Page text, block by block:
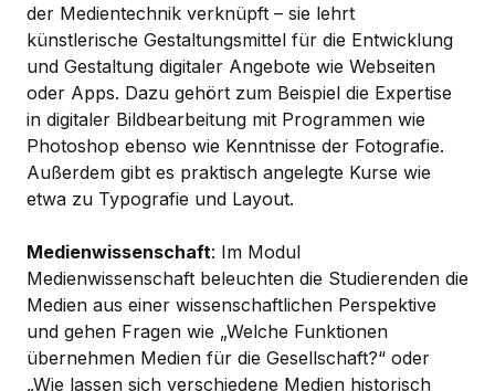
der Medientechnik verknüpft – sie lehrt
künstlerische Gestaltungsmittel für die Entwicklung
und Gestaltung digitaler Angebote wie Webseiten
oder Apps. Dazu gehört zum Beispiel die Expertise
in digitaler Bildbearbeitung mit Programmen wie
Photoshop ebenso wie Kenntnisse der Fotografie.
Außerdem gibt es praktisch angelegte Kurse wie
etwa zu Typografie und Layout.
Medienwissenschaft: Im Modul
Medienwissenschaft beleuchten die Studierenden die
Medien aus einer wissenschaftlichen Perspektive
und gehen Fragen wie „Welche Funktionen
übernehmen Medien für die Gesellschaft?“ oder
„Wie lassen sich verschiedene Medien historisch